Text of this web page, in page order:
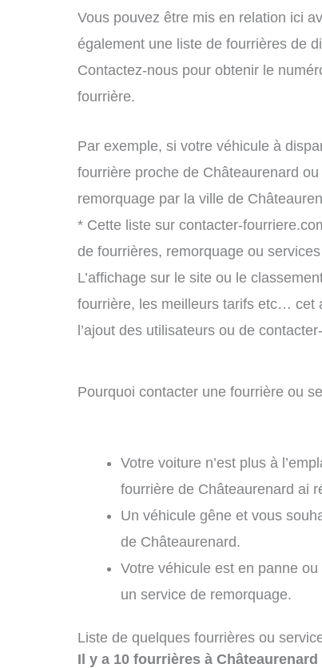
Vous pouvez être mis en relation ici
également une liste de fourrières de
Contactez-nous pour obtenir le
fourrière.
Par exemple, si votre véhicule à
fourrière proche de Châteaurenard
remorquage par la ville de
* Cette liste sur contacter-
de fourrières, remorquage ou
L’affichage sur le site ou le
fourrière, les meilleurs tarifs etc… cet
l’ajout des utilisateurs ou de
Pourquoi contacter une fourrière ou
Votre voiture n’est plus à
fourrière de Châteaurenard ai
Un véhicule gêne et vous
de Châteaurenard.
Votre véhicule est en panne
un service de remorquage.
Liste de quelques fourrières ou
Il y a 10 fourrières à Châteaurenard